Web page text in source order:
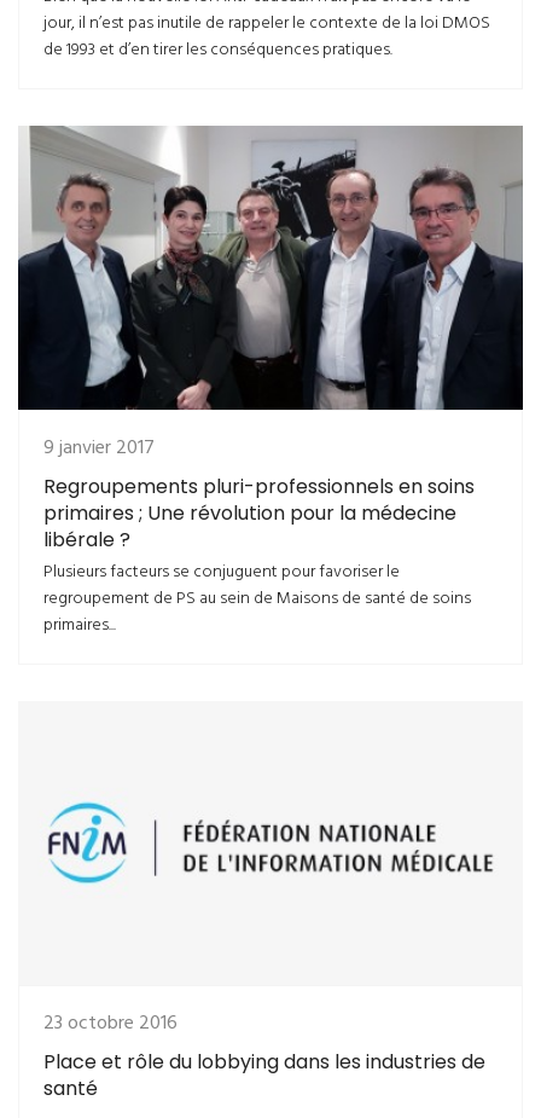
jour, il n’est pas inutile de rappeler le contexte de la loi DMOS
de 1993 et d’en tirer les conséquences pratiques.
9 janvier 2017
Regroupements pluri-professionnels en soins
primaires ; Une révolution pour la médecine
libérale ?
Plusieurs facteurs se conjuguent pour favoriser le
regroupement de PS au sein de Maisons de santé de soins
primaires...
23 octobre 2016
Place et rôle du lobbying dans les industries de
santé